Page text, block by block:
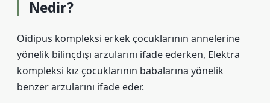
Nedir?
Oidipus kompleksi erkek çocuklarının annelerine
yönelik bilinçdışı arzularını ifade ederken, Elektra
kompleksi kız çocuklarının babalarına yönelik
benzer arzularını ifade eder.